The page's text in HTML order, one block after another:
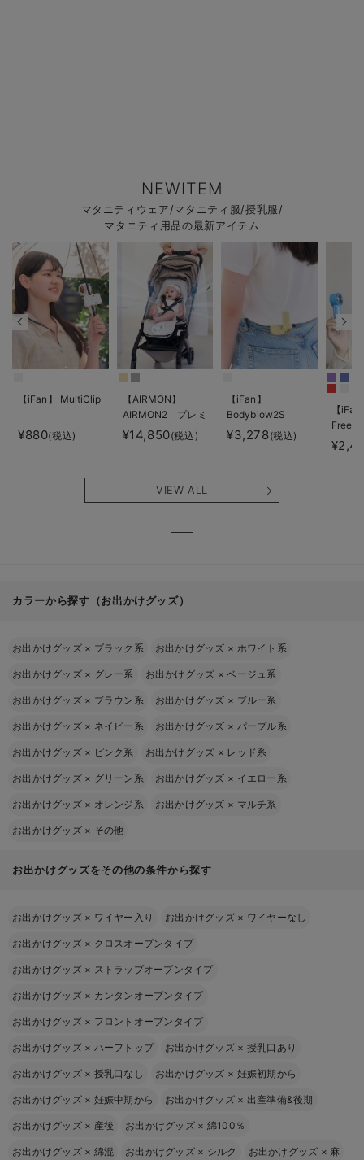
NEWITEM
マタニティウェア/マタニティ服/授乳服/
マタニティ用品の最新アイテム
【iFan】 MultiClip
¥880(税込)
【AIRMON】
AIRMON2 プレミ
アム
¥14,850(税込)
【iFan】
Bodyblow2S
¥3,278(税込)
【
Freeze
VIEW ALL
カラーから探す（お出かけグッズ）
お出かけグッズ × ブラック系 お出かけグッズ × ホワイト系
お出かけグッズ × グレー系 お出かけグッズ ×ベージュ系
お出かけグッズ × ブラウン系 お出かけグッズ × ブルー系
お出かけグッズ × ネイビー系 お出かけグッズ × パープル系
お出かけグッズ × ピンク系 お出かけグッズ × レッド系
お出かけグッズ × グリーン系 お出かけグッズ × イエロー系
お出かけグッズ × オレンジ系 お出かけグッズ × マルチ系
お出かけグッズ × その他
お出かけグッズをその他の条件から探す
お出かけグッズ × ワイヤー入り お出かけグッズ × ワイヤーなし
お出かけグッズ × クロスオープンタイプ
お出かけグッズ × ストラップオープンタイプ
お出かけグッズ × カンタンオープンタイプ
お出かけグッズ × フロントオープンタイプ
お出かけグッズ × ハーフトップ お出かけグッズ × 授乳口あり
お出かけグッズ × 授乳口なし お出かけグッズ × 妊娠初期から
お出かけグッズ × 妊娠中期から お出かけグッズ × 出産準備&後期
お出かけグッズ × 産後 お出かけグッズ × 綿100％
お出かけグッズ × 綿混 お出かけグッズ × シルク お出かけグッズ × 麻